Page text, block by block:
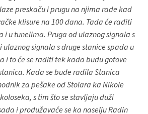
preskaču i prugu na njima rade kad
klisure na 100 dana. Tada će raditi
i u tunelima. Pruga od ulaznog signala s
ulaznog signala s druge stanice spada u
i to će se raditi tek kada budu gotove
Kada se bude radila Stanica
za pešake od Stolara ka Nikole
s tim što se stavljaju duži
i produžavaće se ka naselju Radin